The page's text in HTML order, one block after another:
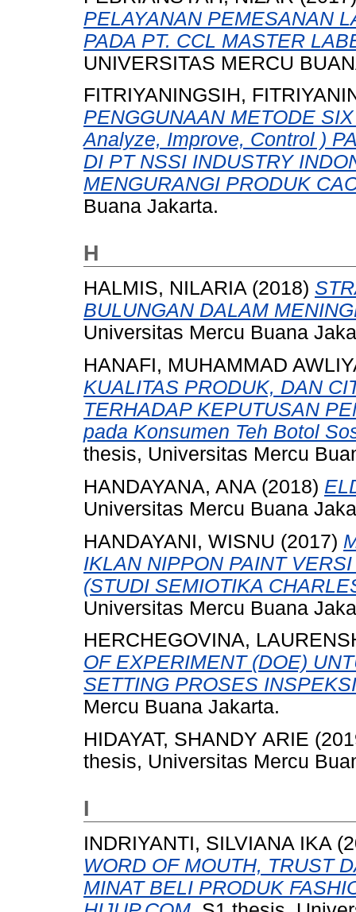
PELAYANAN PEMESANAN
PADA PT. CCL MASTER
UNIVERSITAS MERCU
FITRIYANINGSIH,
PENGGUNAAN METODE
Analyze, Improve, Control )
DI PT NSSI INDUSTRY
MENGURANGI PRODUK
Buana Jakarta.
H
HALMIS, NILARIA (2018)
BULUNGAN DALAM
Universitas Mercu Buana
HANAFI, MUHAMMAD
KUALITAS PRODUK, DAN
TERHADAP KEPUTUSAN
pada Konsumen Teh Botol
thesis, Universitas Mercu
HANDAYANA, ANA (2018)
Universitas Mercu Buana
HANDAYANI, WISNU (2017)
IKLAN NIPPON PAINT
(STUDI SEMIOTIKA
Universitas Mercu Buana
HERCHEGOVINA,
OF EXPERIMENT (DOE)
SETTING PROSES
Mercu Buana Jakarta.
HIDAYAT, SHANDY ARIE
thesis, Universitas Mercu
I
INDRIYANTI, SILVIANA IKA
WORD OF MOUTH, TRUST
MINAT BELI PRODUK